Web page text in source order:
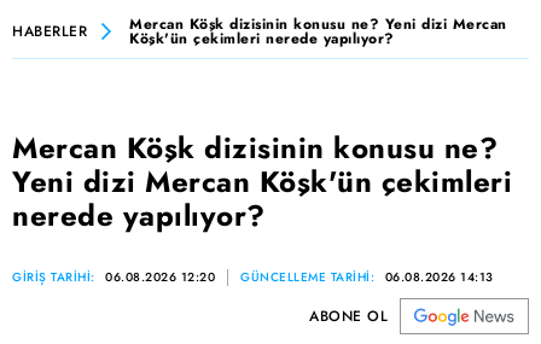
HABERLER Mercan Köşk dizisinin konusu ne? Yeni dizi Mercan
Köşk'ün çekimleri nerede yapılıyor?
Mercan Köşk dizisinin konusu ne?
Yeni dizi Mercan Köşk'ün çekimleri
nerede yapılıyor?
GİRİŞ TARİHİ: 06.08.2026 12:20 GÜNCELLEME TARİHİ: 06.08.2026 14:13
ABONE OL